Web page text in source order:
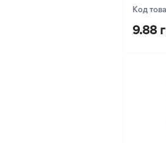
Код
9.88